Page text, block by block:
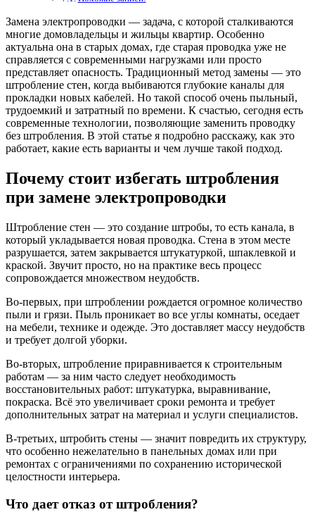
Замена электропроводки — задача, с которой сталкиваются
многие домовладельцы и жильцы квартир. Особенно
актуальна она в старых домах, где старая проводка уже не
справляется с современными нагрузками или просто
представляет опасность. Традиционный метод замены — это
штробление стен, когда выбиваются глубокие каналы для
прокладки новых кабелей. Но такой способ очень пыльный,
трудоемкий и затратный по времени. К счастью, сегодня есть
современные технологии, позволяющие заменить проводку
без штробления. В этой статье я подробно расскажу, как это
работает, какие есть варианты и чем лучше такой подход.
Почему стоит избегать штробления
при замене электропроводки
Штробление стен — это создание штробы, то есть канала, в
который укладывается новая проводка. Стена в этом месте
разрушается, затем закрывается штукатуркой, шпаклевкой и
краской. Звучит просто, но на практике весь процесс
сопровождается множеством неудобств.
Во-первых, при штроблении рождается огромное количество
пыли и грязи. Пыль проникает во все углы комнаты, оседает
на мебели, технике и одежде. Это доставляет массу неудобств
и требует долгой уборки.
Во-вторых, штробление приравнивается к строительным
работам — за ним часто следует необходимость
восстановительных работ: штукатурка, выравнивание,
покраска. Всё это увеличивает сроки ремонта и требует
дополнительных затрат на материал и услуги специалистов.
В-третьих, штробить стены — значит повредить их структуру,
что особенно нежелательно в панельных домах или при
ремонтах с ограничениями по сохранению исторической
целостности интерьера.
Что дает отказ от штробления?